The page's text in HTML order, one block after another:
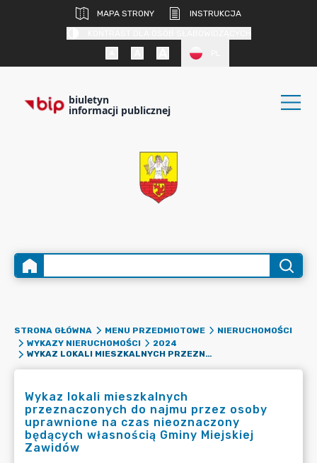
MAPA STRONY
INSTRUKCJA
biuletyn
informacji publicznej
STRONA GŁÓWNA MENU PRZEDMIOTOWE
NIERUCHOMOŚCI
WYKAZY NIERUCHOMOŚCI
2024
WYKAZ LOKALI MIESZKALNYCH PRZEZNACZONYCH DO NAJMU PRZEZ OSOBY UPRAWNIONE NA CZAS NIEOZNACZONY BĘDĄCYCH WŁASNOŚCIĄ GMINY MIEJSKIEJ ZAWIDÓW
Wykaz lokali mieszkalnych
przeznaczonych do najmu przez osoby
uprawnione na czas nieoznaczony
będących własnością Gminy Miejskiej
Zawidów